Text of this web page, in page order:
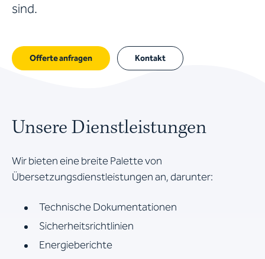
sind.
Offerte anfragen Kontakt
Unsere Dienstleistungen
Wir bieten eine breite Palette von
Übersetzungsdienstleistungen an, darunter:
Technische Dokumentationen
Sicherheitsrichtlinien
Energieberichte